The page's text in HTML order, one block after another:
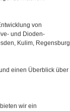
von
und Dioden-
Kulim, Regensburg
einen Überblick über
wir ein